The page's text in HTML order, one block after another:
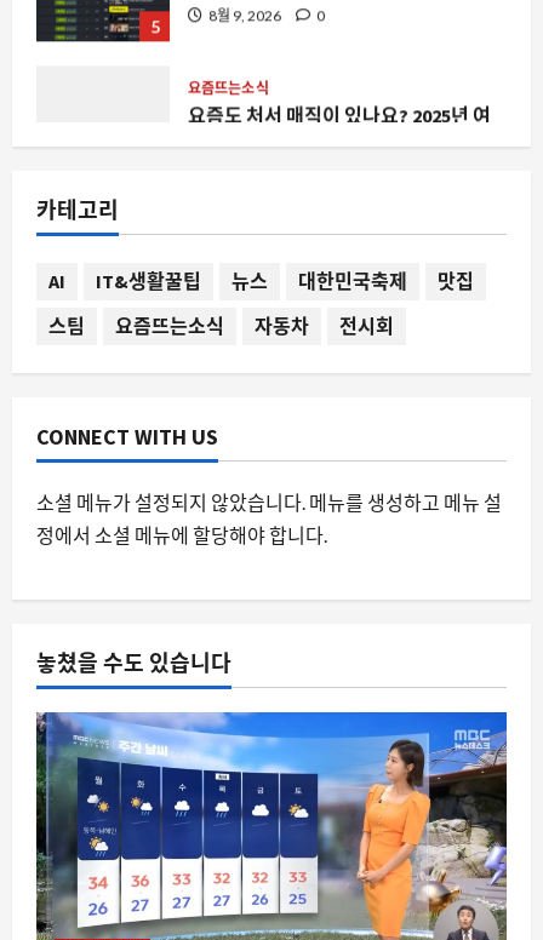
요즘뜨는소식
8월 9, 2026
스팀
보 인식의 혼란
여름철 편의점 생수 공짜 이벤트, 왜 매일
오후 2시가 핫한가
5
스팀 커뮤니티의 ‘그로리어스’ 열풍과 디
지털 문화의 새로운 흐름
8월 9, 2026
카테고리
AI IT&생활꿀팁 뉴스 대한민국축제
맛집
스팀
요즘뜨는소식 자동차 전시회
CONNECT WITH US
소셜 메뉴가 설정되지 않았습니다. 메뉴를 생성하고 메뉴 설
정에서 소셜 메뉴에 할당해야 합니다.
놓쳤을 수도 있습니다